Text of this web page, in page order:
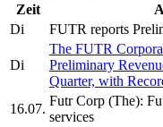
Zeit
Di
FUTR reports
Di
The FUTR
Preliminary
Quarter, with
16.07.
Futr Corp (The):
services